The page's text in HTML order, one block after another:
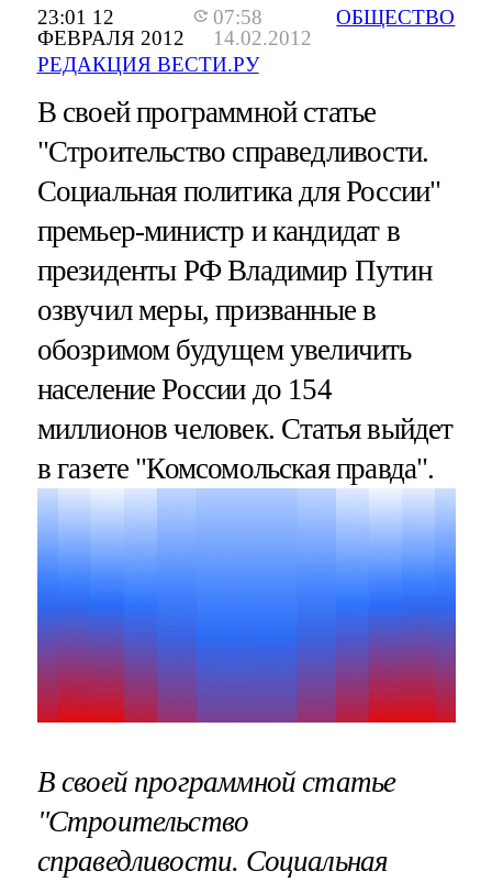
23:01 12
ФЕВРАЛЯ 2012
07:58
14.02.2012
РЕДАКЦИЯ ВЕСТИ.РУ
ОБЩЕСТВО
В своей программной статье
"Строительство справедливости.
Социальная политика для России"
премьер-министр и кандидат в
президенты РФ Владимир Путин
озвучил меры, призванные в
обозримом будущем увеличить
население России до 154
миллионов человек. Статья выйдет
в газете "Комсомольская правда".
В своей программной статье
"Строительство
справедливости. Социальная